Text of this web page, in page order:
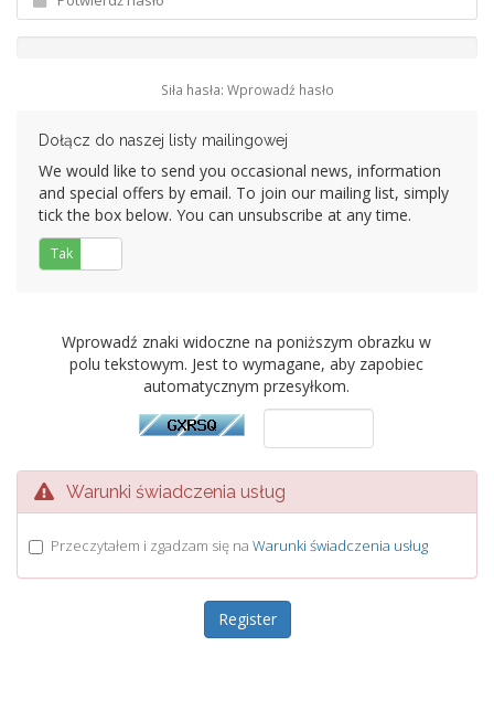
Siła hasła: Wprowadź hasło
Dołącz do naszej listy mailingowej
We would like to send you occasional news, information
and special offers by email. To join our mailing list, simply
tick the box below. You can unsubscribe at any time.
Tak
Wprowadź znaki widoczne na poniższym obrazku w
polu tekstowym. Jest to wymagane, aby zapobiec
automatycznym przesyłkom.
Warunki świadczenia usług
Przeczytałem i zgadzam się na Warunki świadczenia usług